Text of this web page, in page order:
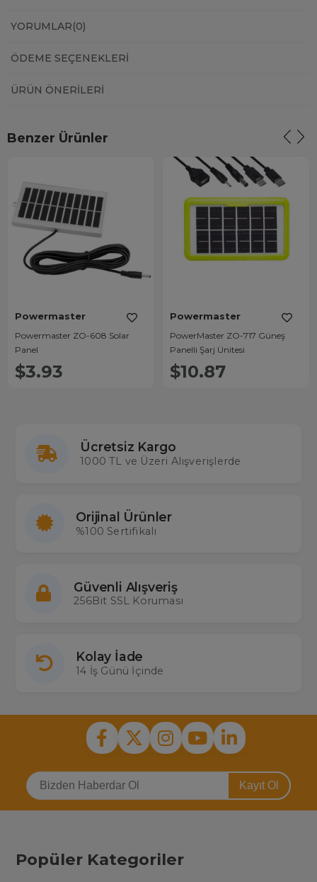
YORUMLAR(0)
ÖDEME SEÇENEKLERI
ÜRÜN ÖNERILERI
Benzer Ürünler
Powermaster
Powermaster ZO-608 Solar
Panel
$3.93
Powermaster
PowerMaster ZO-717 Güneş
Panelli Şarj Ünitesi
$10.87
Ücretsiz Kargo
1000 TL ve Üzeri Alışverişlerde
Orijinal Ürünler
%100 Sertifikalı
Güvenli Alışveriş
256Bit SSL Koruması
Kolay İade
14 İş Günü İçinde
Kayıt Ol
Popüler Kategoriler